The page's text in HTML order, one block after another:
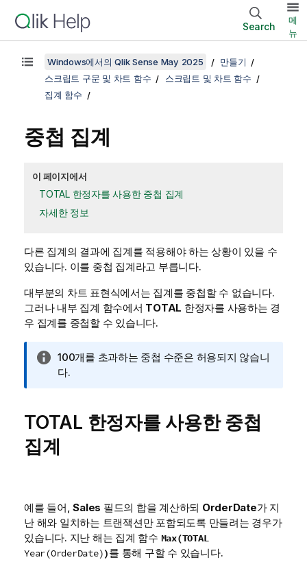
Search
메
뉴
Windows에서의 Qlik Sense May 2025
만들기
스크립트 구문 및 차트 함수
스크립트 및 차트 함수
집계 함수
중첩 집계
이 페이지에서
TOTAL 한정자를 사용한 중첩 집계
자세한 정보
다른 집계의 결과에 집계를 적용해야 하는 상황이 있을 수
있습니다. 이를 중첩 집계라고 부릅니다.
대부분의 차트 표현식에서는 집계를 중첩할 수 없습니다.
그러나 내부 집계 함수에서 TOTAL 한정자를 사용하는 경
우 집계를 중첩할 수 있습니다.
정
보
100개를 초과하는 중첩 수준은 허용되지 않습니
다.
TOTAL 한정자를 사용한 중첩
집계
예를 들어,Sales 필드의 합을 계산하되 OrderDate가 지
난 해와 일치하는 트랜잭션만 포함되도록 만들려는 경우가
있습니다. 지난 해는 집계 함수 Max(TOTAL
Year(OrderDate))를 통해 구할 수 있습니다.